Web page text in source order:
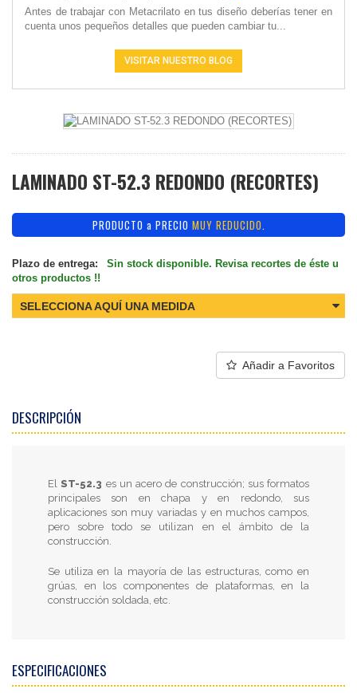
Antes de trabajar con Metacrilato en tus diseño deberías tener en
cuenta unos pequeños detalles que pueden cambiar tu...
VISITAR NUESTRO BLOG
LAMINADO ST-52.3 REDONDO (RECORTES)
PRODUCTO a PRECIO MUY REDUCIDO.
Plazo de entrega:
Sin stock disponible. Revisa recortes de éste u
otros productos !!
SELECCIONA AQUÍ UNA MEDIDA
Añadir a Favoritos
DESCRIPCIÓN
ElST-52.3 es un acero de construcción; sus formatos
principales son en chapa y en redondo, sus
aplicaciones son muy variadas y en muchos campos,
pero sobre todo se utilizan en el ámbito de la
construcción.
Se utiliza en la mayoría de las estructuras, como en
grúas, en los componentes de plataformas, en la
construcción soldada, etc.
ESPECIFICACIONES